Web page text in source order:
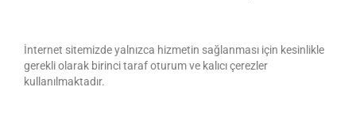
İnternet sitemizde yalnızca hizmetin sağlanması için kesinlikle
gerekli olarak birinci taraf oturum ve kalıcı çerezler
kullanılmaktadır.